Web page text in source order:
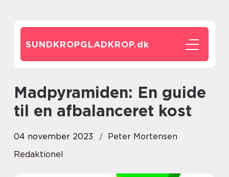
SUNDKROPGLADKROP.dk
Madpyramiden: En guide
til en afbalanceret kost
04 november 2023
Peter Mortensen
Redaktionel